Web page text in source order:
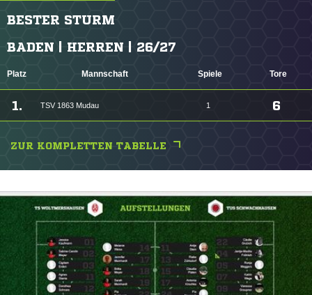
BESTER STURM
BADEN | HERREN | 26/27
Platz Mannschaft Spiele Tore
1. TSV 1863 Mudau 1 6
ZUR KOMPLETTEN TABELLE